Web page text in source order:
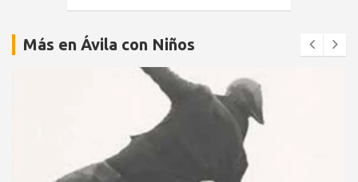
Más en Ávila con Niños